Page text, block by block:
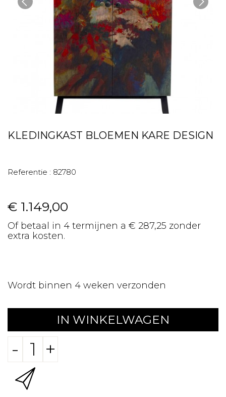
KLEDINGKAST BLOEMEN KARE DESIGN
Referentie : 82780
€ 1.149,00
Of betaal in 4 termijnen a € 287,25 zonder
extra kosten.
Wordt binnen 4 weken verzonden
IN WINKELWAGEN
- +